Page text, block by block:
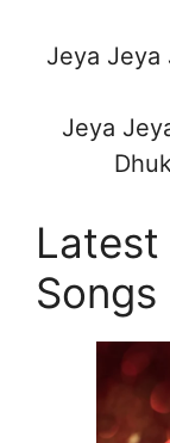
Jeya Jeya
Jeya
Latest